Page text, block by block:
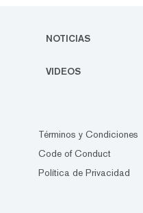
NOTICIAS
VIDEOS
Términos y Condiciones
Code of Conduct
Política de Privacidad